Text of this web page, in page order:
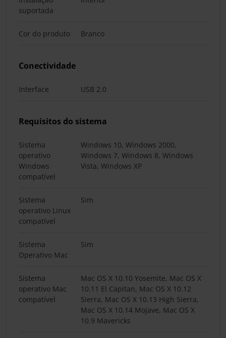
suportada
Cor do produto Branco
Conectividade
Interface USB 2.0
Requisitos do sistema
Sistema
operativo
Windows
compatível
Windows 10, Windows 2000,
Windows 7, Windows 8, Windows
Vista, Windows XP
Sistema
operativo Linux
compatível
Sim
Sistema
Operativo Mac
Sim
Sistema
operativo Mac
compatível
Mac OS X 10.10 Yosemite, Mac OS X
10.11 El Capitan, Mac OS X 10.12
Sierra, Mac OS X 10.13 High Sierra,
Mac OS X 10.14 Mojave, Mac OS X
10.9 Mavericks